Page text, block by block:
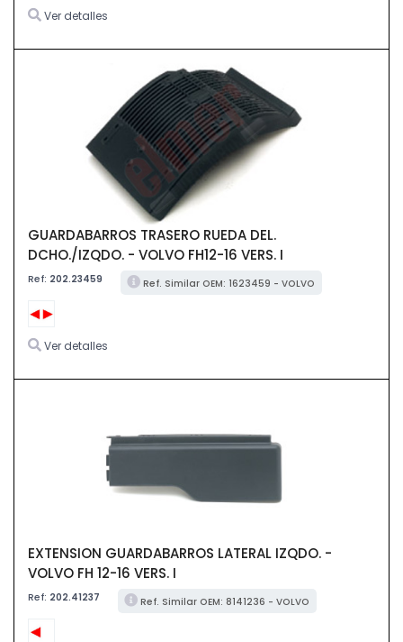
Ver detalles
GUARDABARROS TRASERO RUEDA DEL.
DCHO./IZQDO. - VOLVO FH12-16 VERS. I
Ref: 202.23459 Ref. Similar OEM: 1623459 - VOLVO
Ver detalles
EXTENSION GUARDABARROS LATERAL IZQDO. -
VOLVO FH 12-16 VERS. I
Ref: 202.41237 Ref. Similar OEM: 8141236 - VOLVO